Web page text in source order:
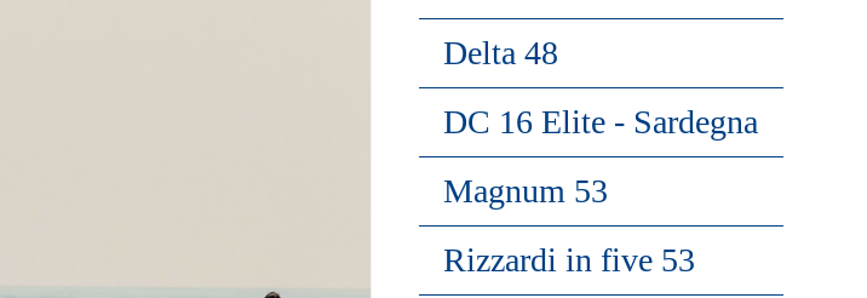
Delta 48
DC 16 Elite - Sardegna
Magnum 53
Rizzardi in five 53